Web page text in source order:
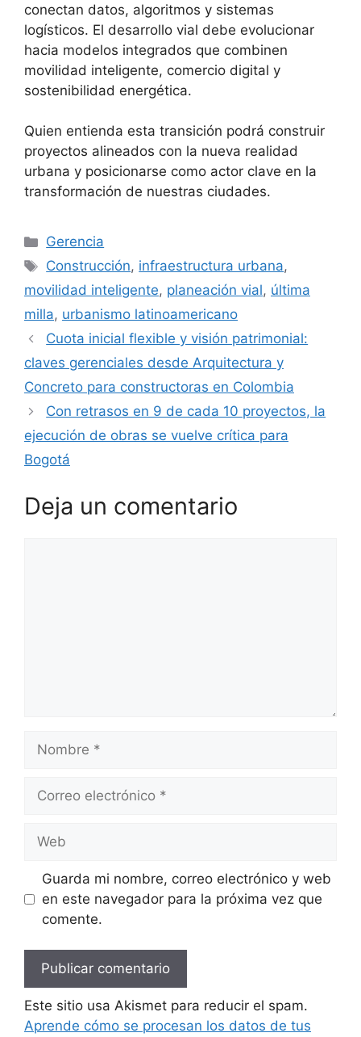
conectan datos, algoritmos y sistemas
logísticos. El desarrollo vial debe evolucionar
hacia modelos integrados que combinen
movilidad inteligente, comercio digital y
sostenibilidad energética.
Quien entienda esta transición podrá construir
proyectos alineados con la nueva realidad
urbana y posicionarse como actor clave en la
transformación de nuestras ciudades.
Categorías
Gerencia
Etiquetas
Construcción, infraestructura urbana,
movilidad inteligente, planeación vial, última
milla, urbanismo latinoamericano
Cuota inicial flexible y visión patrimonial:
claves gerenciales desde Arquitectura y
Concreto para constructoras en Colombia
Con retrasos en 9 de cada 10 proyectos, la
ejecución de obras se vuelve crítica para
Bogotá
Deja un comentario
electrónico
Guarda mi nombre, correo electrónico y web
en este navegador para la próxima vez que
comente.
Este sitio usa Akismet para reducir el spam.
Aprende cómo se procesan los datos de tus